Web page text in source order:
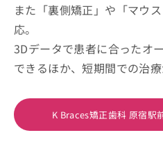
また「裏側矯正」や「マウ
応。
3Dデータで患者に合ったオ
できるほか、短期間での治
K Braces矯正歯科 原宿駅